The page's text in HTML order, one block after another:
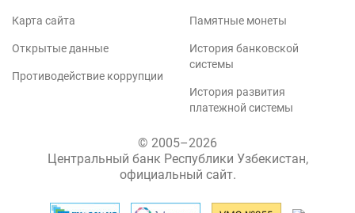
Карта сайта
Открытые данные
Противодействие коррупции
Памятные монеты
История банковской
системы
История развития
платежной системы
© 2005–2026
Центральный банк Республики Узбекистан,
официальный сайт.